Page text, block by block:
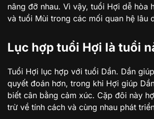
nâng đỡ nhau. Vì vậy, tuổi Hợi dễ hòa
và tuổi Mùi trong các mối quan hệ lâu
Lục hợp tuổi Hợi là tuổi
Tuổi Hợi lục hợp với tuổi Dần. Dần
quyết đoán hơn, trong khi Hợi giúp
biết cân bằng cảm xúc. Cặp đôi này
trừ về tính cách và cùng nhau phát